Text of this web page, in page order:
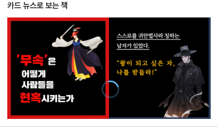
카드 뉴스로 보는 책